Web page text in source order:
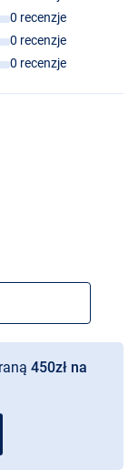
0 recenzje
0 recenzje
0 recenzje
450zł na